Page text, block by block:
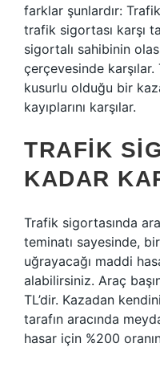
farklar şunlardır:
trafik sigortası karşı
sigortalı sahibinin
çerçevesinde karşılar.
kusurlu olduğu bir
kayıplarını karşılar.
TRAFIK
KADAR
Trafik sigortasında
teminatı sayesinde,
uğrayacağı maddi
alabilirsiniz. Araç
TL’dir. Kazadan
tarafın aracında
hasar için %200